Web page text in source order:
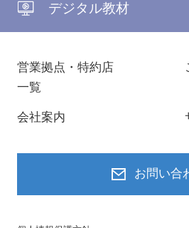
デジタル教材
営業拠点・特約店
一覧
会社案内
お問い合